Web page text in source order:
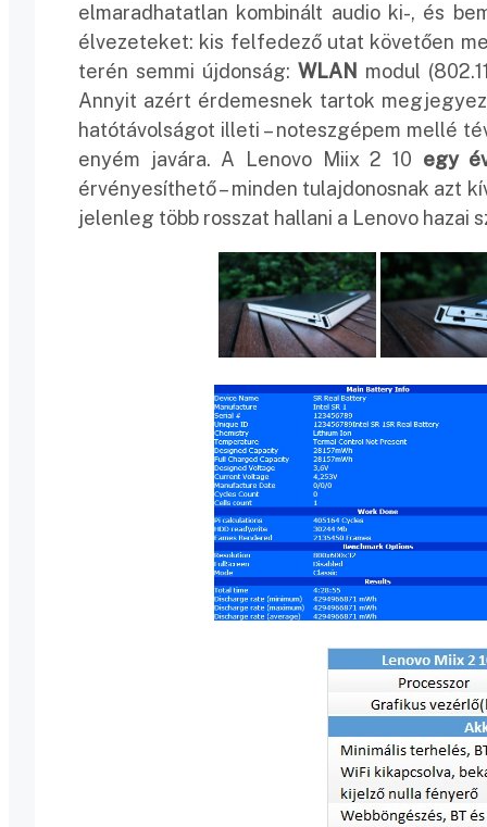
elmaradhatatlan kombinált audio ki-, és
élvezeteket: kis felfedező utat követően
terén semmi újdonság: WLAN modul
Annyit azért érdemesnek tartok
hatótávolságot illeti – noteszgépem mellé
enyém javára. A Lenovo Miix 2 10 egy
érvényesíthető – minden tulajdonosnak azt
jelenleg több rosszat hallani a Lenovo hazai